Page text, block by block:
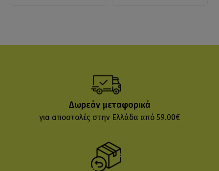
Δωρεάν μεταφορικά
για αποστολές στην Ελλάδα από 59.00€